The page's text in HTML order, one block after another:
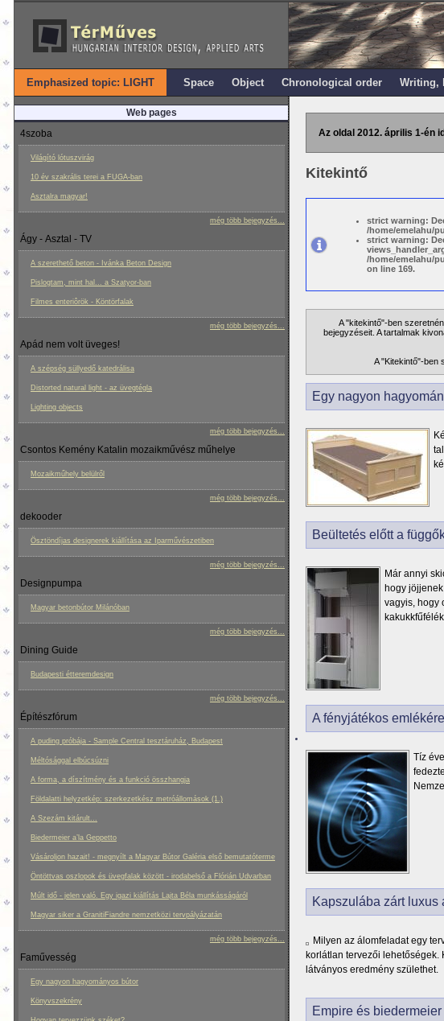
Emphasized topic: LIGHT Space Object Chronological order Writing,
Web pages
4szoba
Világító lótuszvirág
10 év szakrális terei a FUGA-ban
Asztalra magyar!
még több bejegyzés...
Ágy - Asztal - TV
A szerethető beton - Ivánka Beton Design
Pislogtam, mint hal... a Szatyor-ban
Filmes enteriôrök - Köntörfalak
még több bejegyzés...
Apád nem volt üveges!
A szépség süllyedő katedrálisa
Distorted natural light - az üvegtégla
Lighting objects
még több bejegyzés...
Csontos Kemény Katalin mozaikművész műhelye
Mozaikműhely belülről
még több bejegyzés...
dekooder
Ösztöndíjas designerek kiállítása az Iparművészetiben
még több bejegyzés...
Designpumpa
Magyar betonbútor Milánóban
még több bejegyzés...
Dining Guide
Budapesti étteremdesign
még több bejegyzés...
Építészfórum
A puding próbája - Sample Central tesztáruház, Budapest
Méltósággal elbúcsúzni
A forma, a díszítmény és a funkció összhangja
Földalatti helyzetkép: szerkezetkész metróállomások (1.)
A Szezám kitárult...
Biedermeier a’la Geppetto
Vásároljon hazait! - megnyílt a Magyar Bútor Galéria első bemutatóterme
Öntöttvas oszlopok és üvegfalak között - irodabelső a Flórián Udvarban
Múlt idő - jelen való. Egy igazi kiállítás Lajta Béla munkásságáról
Magyar siker a GranitiFiandre nemzetközi tervpályázatán
még több bejegyzés...
Faművesség
Egy nagyon hagyományos bútor
Könyvszekrény
Az oldal 2012. április 1-én
Kitekintő
strict warning:
/home/emelahu/
strict warning:
/home/emelahu/
on line 169.
A "kitekintő"-ben
bejegyzéseit. A tartalmak
A "Kitekintő"-ben
Egy nagyon
Beültetés előtt a
Már annyi
hogy
vagyis, hogy
A fényjátékos emlékére
Tíz
Kapszulába zárt luxus
Milyen az álomfeladat egy
korlátlan tervezői
látványos eredmény születhet.
Empire és